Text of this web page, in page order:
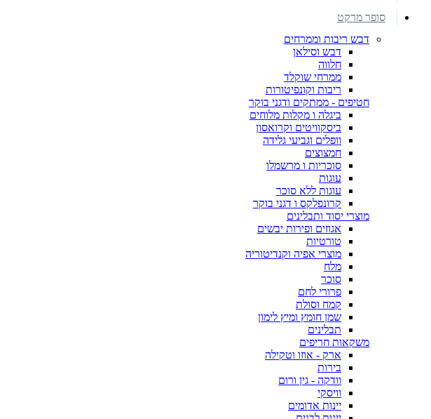
סופר מרקט
דבש ריבות וממרחים
דבש וסילאן
חלווה
ממרחי שוקלד
ריבות וקונפיטורות
חטיפים - ממתקים ודגני בוקר
ביגלה ו מקלות מלוחים
ביסקוויטים וקרואסון
וופלים וגביעי גלידה
חמצוצים
סוכריות ו מרשמלו
עוגות
עוגות ללא סוכר
קרונפלקס ו דגני בוקר
מוצרי יסוד ותבלינים
אגוזים ופירות יבשים
טורטיות
מוצרי אפיה וקנדיטוריה
מלח
סוכר
פרורי לחם
קמח וסולת
שמן חומץ ומיץ לימון
תבלינים
משקאות חריפים
ארק - אוזו וטקילה
בירות
וודקה - גין ורום
וויסקי
יינות אדומים